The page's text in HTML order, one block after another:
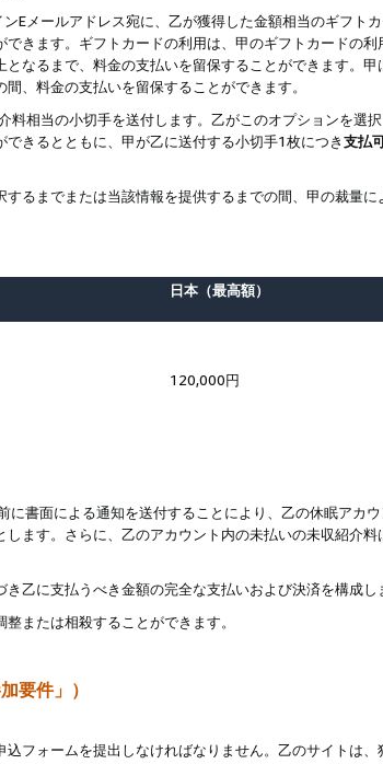
メールアドレス宛に、乙が獲得した金額相当のギフト
きます。ギフトカードの利用は、甲のギフトカードの利
となるまで、料金の支払いを留保することができます。甲
、料金の支払いを留保することができます。
相当の小切手を送付します。乙がこのオプションを選
きるとともに、甲が乙に送付する小切手1枚につき支払
るまでまたは当該情報を提供するまでの間、甲の裁量に
日本（最高額）
120,000円
書面による通知を送付することにより、乙の休眠アカ
します。さらに、乙のアカウント内の未払いの未収紹介料
乙に支払うべき金額の完全な支払いおよび決済を構成し
または相殺することができます。
要件」）
フォームを提出しなければなりません。乙のサイトは、